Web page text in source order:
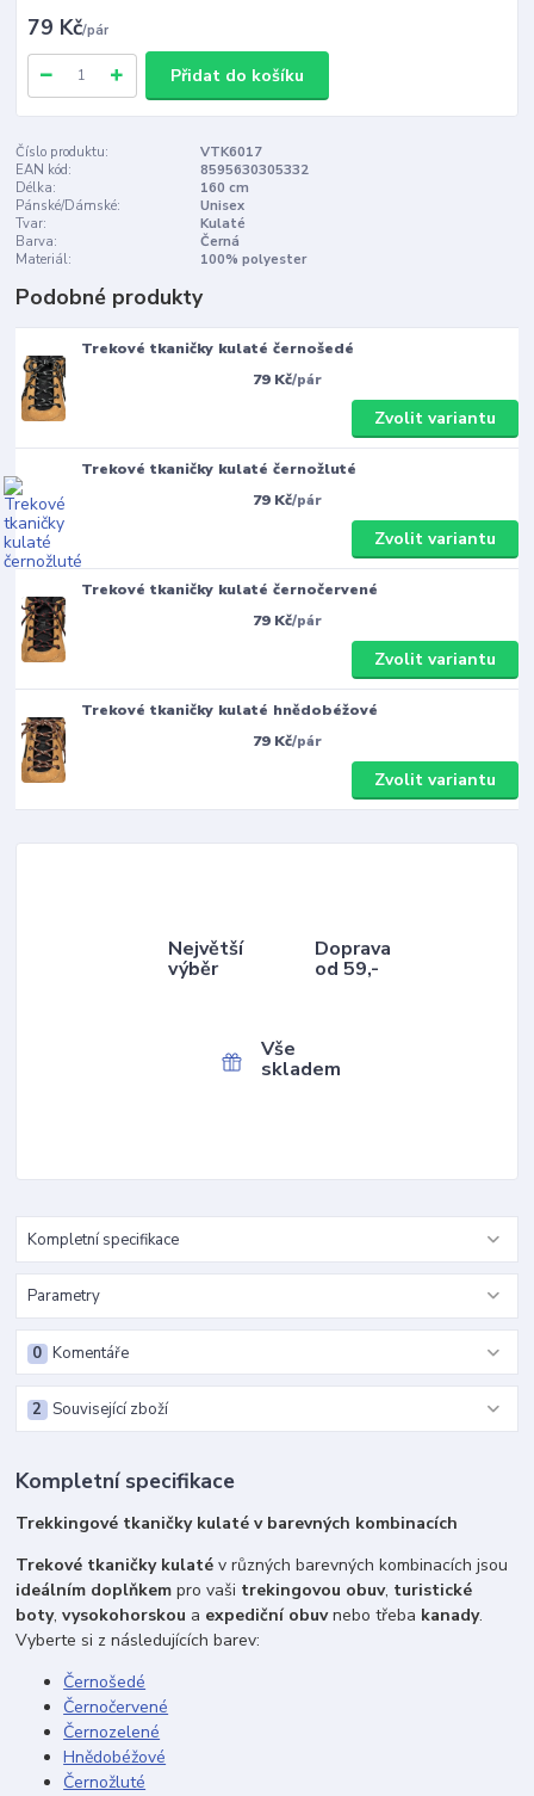
79 Kč/pár
Přidat do košíku
Číslo produktu:
VTK6017
EAN kód:
8595630305332
Délka:
160 cm
Pánské/Dámské:
Unisex
Tvar:
Kulaté
Barva:
Černá
Materiál:
100% polyester
Podobné produkty
Trekové tkaničky kulaté černošedé
79 Kč/pár
Zvolit variantu
Trekové tkaničky kulaté černožluté
79 Kč/pár
Zvolit variantu
Trekové tkaničky kulaté černočervené
79 Kč/pár
Zvolit variantu
Trekové tkaničky kulaté hnědobéžové
79 Kč/pár
Zvolit variantu
Největší
výběr
Doprava
od 59,-
Vše
skladem
Kompletní specifikace
Parametry
Komentáře
0
Související zboží
2
Kompletní specifikace
Trekkingové tkaničky kulaté v barevných kombinacích
Trekové tkaničky kulaté v různých barevných kombinacích jsou
ideálním doplňkem pro vaši trekingovou obuv, turistické
boty,vysokohorskou a expediční obuvnebo třeba kanady.
Vyberte si z následujících barev:
Černošedé
Černočervené
Černozelené
Hnědobéžové
Černožluté